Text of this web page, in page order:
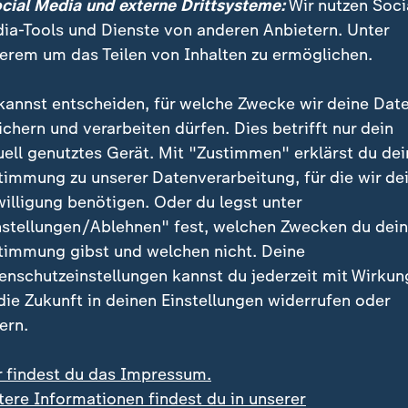
dass es Einigung gibt, so Grünen-Vorsitzender
sieht und deren Abschaffung befürwortet.
zur "Altersarmutsprävention" bei.
wären von einer Abschaffung
der Minijobber in Deutschland arbeiten in den
Dort ist auch der Aufschrei über die Reformpläne
der Rentenkommission
Media und externe Drittsysteme:Wir nutzen
Tools und Dienste von anderen Anbietern. Unter
um das Teilen von Inhalten zu ermöglichen.
entscheiden, für welche Zwecke wir deine
und verarbeiten dürfen. Dies betrifft nur dein
genutztes Gerät. Mit "Zustimmen" erklärst du
zu unserer Datenverarbeitung, für die wir
benötigen. Oder du legst unter
Ablehnen" fest, welchen Zwecken du
gibst und welchen nicht. Deine
kannst du jederzeit mit
Zukunft in deinen Einstellungen widerrufen oder
findest du das Impressum.
Informationen findest du in unserer